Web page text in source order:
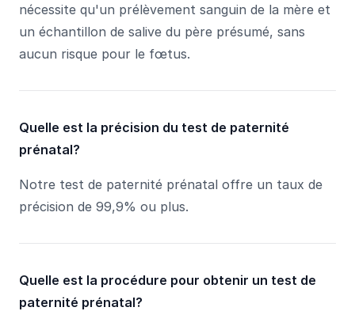
nécessite qu'un prélèvement sanguin de la mère et
un échantillon de salive du père présumé, sans
aucun risque pour le fœtus.
Quelle est la précision du test de paternité
prénatal?
Notre test de paternité prénatal offre un taux de
précision de 99,9% ou plus.
Quelle est la procédure pour obtenir un test de
paternité prénatal?